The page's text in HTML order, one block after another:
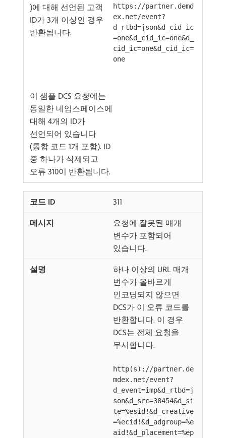
)에 대해 선언된 고객
ID가 3개 이상인 경우
반환됩니다.
https://partner.demd
ex.net/event?
d_rtbd=json&d_cid_ic
=one&d_cid_ic=one&d_
cid_ic=one&d_cid_ic=
one
이 샘플 DCS 요청에는
동일한 네임스페이스에
대해 4개의 ID가
선언되어 있습니다
(통합 코드 1개 포함). ID
중 하나가 삭제되고
오류 310이 반환됩니다.
311
요청에 잘못된 매개
변수가 포함되어
있습니다.
하나 이상의 URL 매개
변수가 올바르게
인코딩되지 않으면
DCS가 이 오류 코드를
반환합니다. 이 경우
DCS는 전체 요청을
무시합니다.
http(s)://partner.de
mdex.net/event?
d_event=imp&d_rtbd=j
son&d_src=38454&d_si
te=%esid!&d_creative
=%ecid!&d_adgroup=%e
aid!&d_placement=%ep